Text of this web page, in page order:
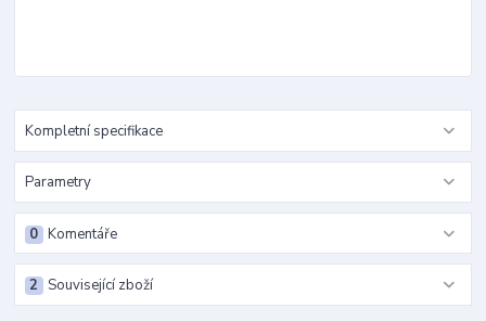
Kompletní specifikace
Parametry
Komentáře
0
Související zboží
2